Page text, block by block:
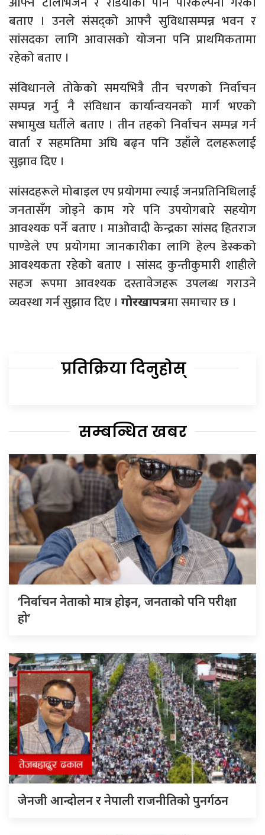
बताए । उनले संसद्को आफ्नै सुविधासम्पन्न भवन र
सांसदका लागि आवासको योजना पनि प्राथमिकतामा
रहेको बताए ।
संविधानले तोकेको समयभित्रै तीन चरणको निर्वाचन
सम्पन्न गर्नु नै संविधान कार्यान्वयनको मार्ग भएको
सभामुख घर्तीले बताए । तीन तहको निर्वाचन सम्पन्न गर्न
वार्ता र सहमतिमा अघि बढ्न पनि उहाँले दलहरूलाई
सुझाव दिए ।
सांसदहरूले मोबाइल एप प्रयोगमा ल्याई जनप्रतिनिधिलाई
जनतासँग जोड्ने काम गरे पनि उपयोगबारे सहयोग
आवश्यक पर्ने बताए । माओवादी केन्द्रका सांसद हितराज
पाण्डेले एप प्रयोगमा जानकारीका लागि हेल्प डेस्कको
आवश्यकता रहेको बताए । सांसद कुन्तीकुमारी शाहीले
सहज रूपमा आवश्यक दस्तावेजहरू उपलब्ध गराउने
व्यवस्था गर्न सुझाव दिए । गाेरखापत्रमा समाचार छ ।
प्रतिक्रिया दिनुहोस्
सम्बन्धित खबर
‘निर्वाचन नेताको मात्र होइन, जनताको पनि परीक्षा
हो’
जेनजी आन्दोलन र नेपाली राजनीतिको पुनर्गठन